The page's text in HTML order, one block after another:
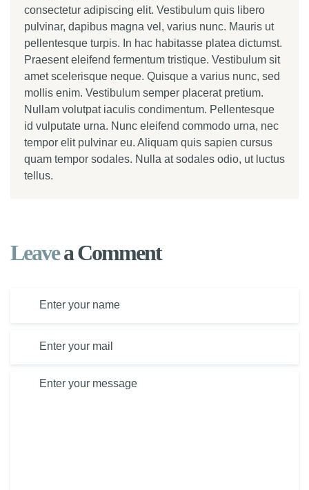
consectetur adipiscing elit. Vestibulum quis libero
pulvinar, dapibus magna vel, varius nunc. Mauris ut
pellentesque turpis. In hac habitasse platea dictumst.
Praesent eleifend fermentum tristique. Vestibulum sit
amet scelerisque neque. Quisque a varius nunc, sed
mollis enim. Vestibulum semper placerat pretium.
Nullam volutpat iaculis condimentum. Pellentesque
id vulputate urna. Nunc eleifend commodo urna, nec
tempor elit pulvinar eu. Aliquam quis sapien cursus
quam tempor sodales. Nulla at sodales odio, ut luctus
tellus.
Leavea Comment